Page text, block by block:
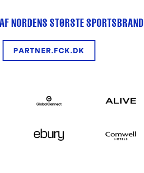
NORDENS STØRSTE SPORTSBRAND
PARTNER.FCK.DK